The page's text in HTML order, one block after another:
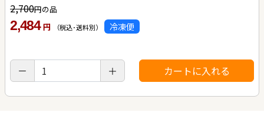
2,700円の品
2,484 円 （税込･送料別） 冷凍便